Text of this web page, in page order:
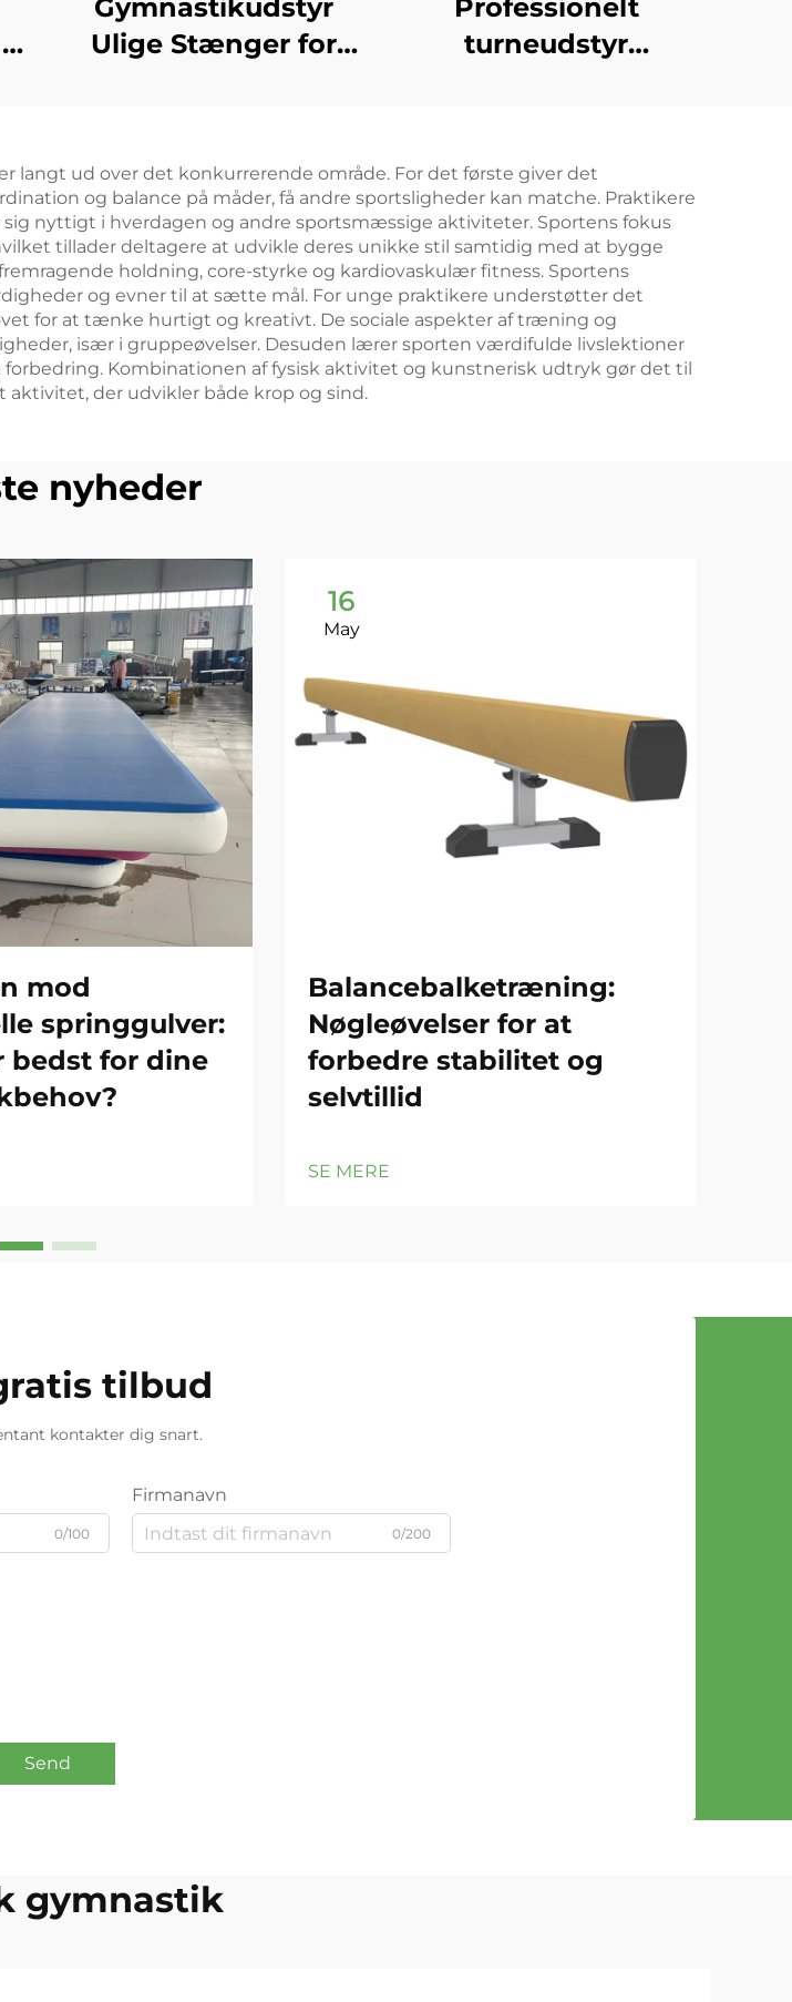
Gymnastikudstyr
Ulige Stænger for
Professionelt
turneudstyr
ud over det konkurrerende område. For det første giver det
og balance på måder, få andre sportsligheder kan matche. Praktikere
nyttigt i hverdagen og andre sportsmæssige aktiviteter. Sportens fokus
tillader deltagere at udvikle deres unikke stil samtidig med at bygge
holdning, core-styrke og kardiovaskulær fitness. Sportens
og evner til at sætte mål. For unge praktikere understøtter det
for at tænke hurtigt og kreativt. De sociale aspekter af træning og
især i gruppeøvelser. Desuden lærer sporten værdifulde livslektioner
Kombinationen af fysisk aktivitet og kunstnerisk udtryk gør det til
aktivitet, der udvikler både krop og sind.
nyheder
mod
springgulver:
bedst for dine
16
May
Balancebalketræning:
Nøgleøvelser for at
forbedre stabilitet og
selvtillid
SE MERE
tilbud
kontakter dig snart.
0/100
Firmanavn
0/200
Send
gymnastik